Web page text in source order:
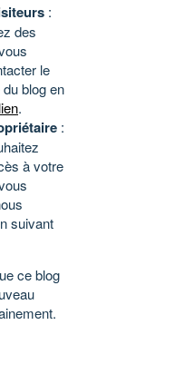
:
des
le
blog en
.
:
à votre
suivant
ce blog